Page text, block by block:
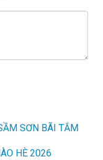
SƠN BÃI TẮM
HÈ 2026